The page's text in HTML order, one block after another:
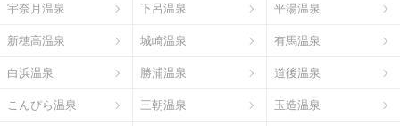
宇奈月温泉 下呂温泉 平湯温泉
新穂高温泉 城崎温泉 有馬温泉
白浜温泉 勝浦温泉 道後温泉
こんぴら温泉 三朝温泉 玉造温泉